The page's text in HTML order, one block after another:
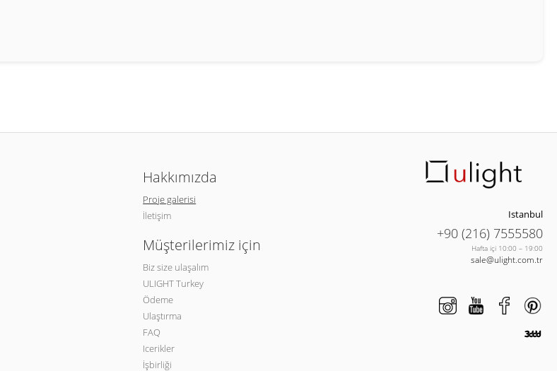
Hakkımızda
Proje galerisi
İletişim
Müşterilerimiz için
Biz size ulaşalım
ULIGHT Turkey
Ödeme
Ulaştırma
FAQ
Icerikler
İşbirliği
Istanbul
+90 (216) 7555580
Hafta içi 10:00 – 19:00
sale@ulight.com.tr